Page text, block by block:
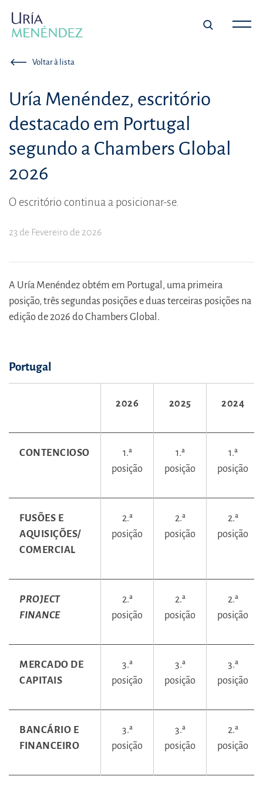
Voltar à lista
Uría Menéndez, escritório
destacado em Portugal
segundo a Chambers Global
2026
O escritório continua a posicionar-se.
23 de Fevereiro de 2026
A Uría Menéndez obtém em Portugal, uma primeira
posição, três segundas posições e duas terceiras posições na
edição de 2026 do Chambers Global.
Portugal
2026 2025 2024
CONTENCIOSO
1.ª
posição
1.ª
posição
1.ª
posição
FUSÕES E
AQUISIÇÕES/
COMERCIAL
2.ª
posição
2.ª
posição
2.ª
posição
PROJECT
FINANCE
2.ª
posição
2.ª
posição
2.ª
posição
MERCADO DE
CAPITAIS
3.ª
posição
3.ª
posição
3.ª
posição
BANCÁRIO E
FINANCEIRO
3.ª
posição
3.ª
posição
2.ª
posição